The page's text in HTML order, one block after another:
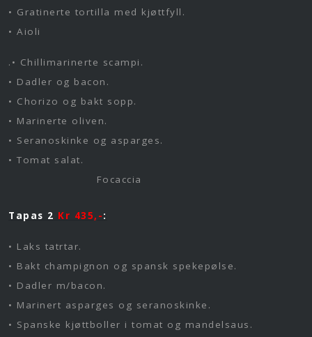
• Gratinerte tortilla med kjøttfyll.
• Aioli
. • Chillimarinerte scampi.
• Dadler og bacon.
• Chorizo og bakt sopp.
• Marinerte oliven.
• Seranoskinke og asparges.
• Tomat salat.
Focaccia
Tapas 2 Kr 435,-:
• Laks tatrtar.
• Bakt champignon og spansk spekepølse.
• Dadler m/bacon.
• Marinert asparges og seranoskinke.
• Spanske kjøttboller i tomat og mandelsaus.